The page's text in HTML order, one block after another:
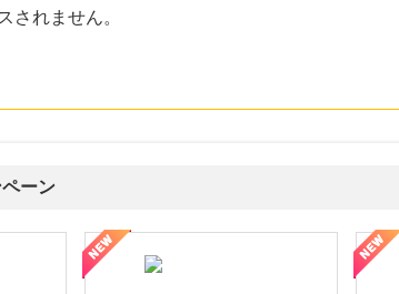
されません。
ーン
・バッグ
ブ】創業70年の信頼と高価買取を実現！ブランド品・貴